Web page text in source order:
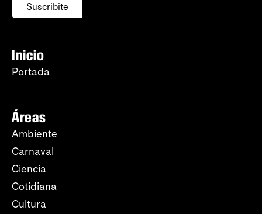
Suscribite
Inicio
Portada
Áreas
Ambiente
Carnaval
Ciencia
Cotidiana
Cultura